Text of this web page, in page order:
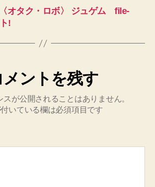
オタク・ロボ〉 ジュゲム file-
!
メントを残す
スが公開されることはありません。
いている欄は必須項目です